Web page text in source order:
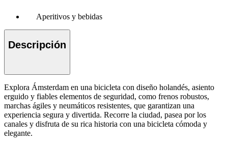
Aperitivos y bebidas
Descripción
Explora Ámsterdam en una bicicleta con diseño holandés, asiento
erguido y fiables elementos de seguridad, como frenos robustos,
marchas ágiles y neumáticos resistentes, que garantizan una
experiencia segura y divertida. Recorre la ciudad, pasea por los
canales y disfruta de su rica historia con una bicicleta cómoda y
elegante.